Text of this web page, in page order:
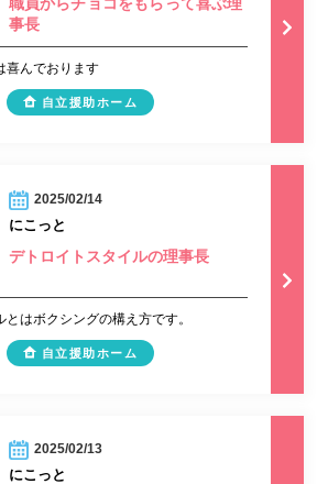
職員からチョコをもらって喜ぶ理
事長
喜んでおります
自立援助ホーム
2025/02/14
にこっと
デトロイトスタイルの理事長
はボクシングの構え方です。
自立援助ホーム
2025/02/13
にこっと